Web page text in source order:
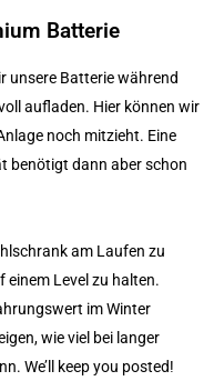
Batterie
unsere Batterie während
aufladen. Hier können wir
noch mitzieht. Eine
benötigt dann aber schon
am Laufen zu
Level zu halten.
im Winter
wie viel bei langer
We’ll keep you posted!